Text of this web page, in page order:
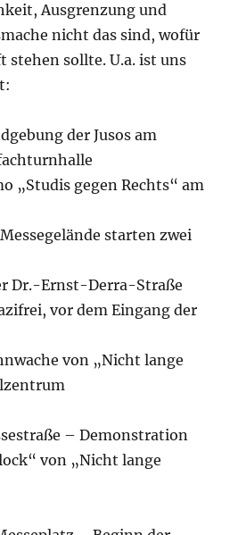
Ausgrenzung und
nicht das sind, wofür
stehen sollte. U.a. ist uns
der Jusos am
„Studis gegen Rechts“ am
starten zwei
Dr.-Ernst-Derra-Straße
vor dem Eingang der
von „Nicht lange
– Demonstration
von „Nicht lange